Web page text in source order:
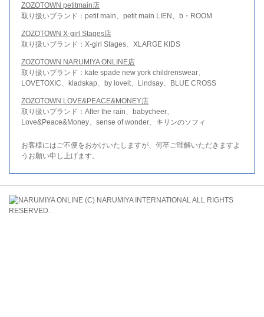
ZOZOTOWN petitmain店
取り扱いブランド：petit main、petit main LIEN、b・ROOM
ZOZOTOWN X-girl Stages店
取り扱いブランド：X-girl Stages、XLARGE KIDS
ZOZOTOWN NARUMIYA ONLINE店
取り扱いブランド：kate spade new york childrenswear、
LOVETOXIC、kladskap、by loveit、Lindsay、BLUE CROSS
ZOZOTOWN LOVE&PEACE&MONEY店
取り扱いブランド：After the rain、babycheer、
Love&Peace&Money、sense of wonder、キリンのソフィ
お客様にはご不便をおかけいたしますが、何卒ご理解いただきますよ
うお願い申し上げます。